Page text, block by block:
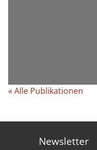
« Alle Publikationen
Newsletter